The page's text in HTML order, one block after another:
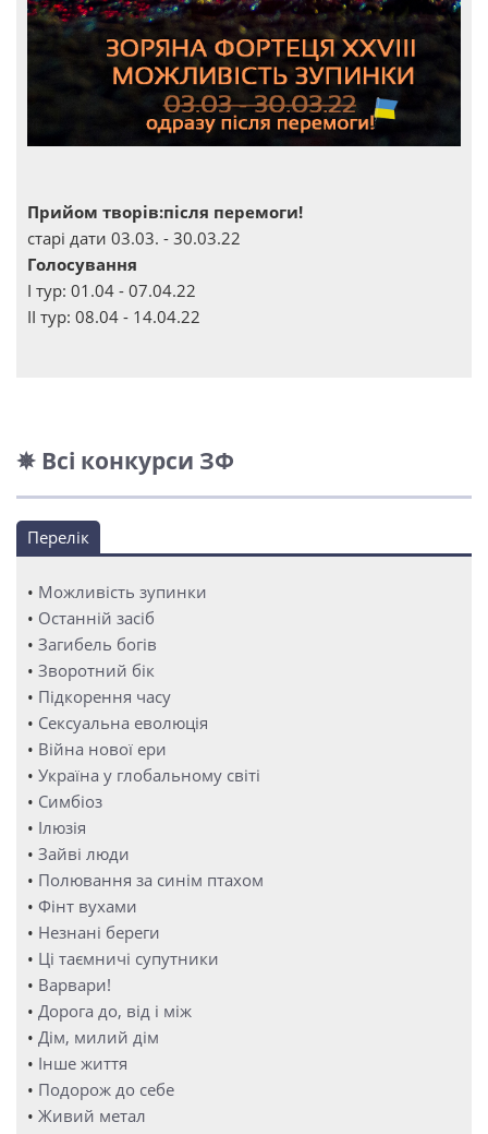
Прийом творів:після перемоги!
старі дати 03.03. - 30.03.22
Голосування
І тур: 01.04 - 07.04.22
ІІ тур: 08.04 - 14.04.22
✵ Всі конкурси ЗФ
Перелік
• Можливість зупинки
• Останній засіб
• Загибель богів
• Зворотний бік
• Підкорення часу
• Сексуальна еволюція
• Війна нової ери
• Україна у глобальному світі
• Симбіоз
• Ілюзія
• Зайві люди
• Полювання за синім птахом
• Фінт вухами
• Незнані береги
• Ці таємничі супутники
• Варвари!
• Дорога до, від і між
• Дім, милий дім
• Інше життя
• Подорож до себе
• Живий метал